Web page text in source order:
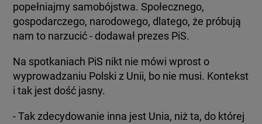
popełniajmy samobójstwa. Społecznego,
gospodarczego, narodowego, dlatego, że próbują
nam to narzucić - dodawał prezes PiS.
Na spotkaniach PiS nikt nie mówi wprost o
wyprowadzaniu Polski z Unii, bo nie musi. Kontekst
i tak jest dość jasny.
- Tak zdecydowanie inna jest Unia, niż ta, do której